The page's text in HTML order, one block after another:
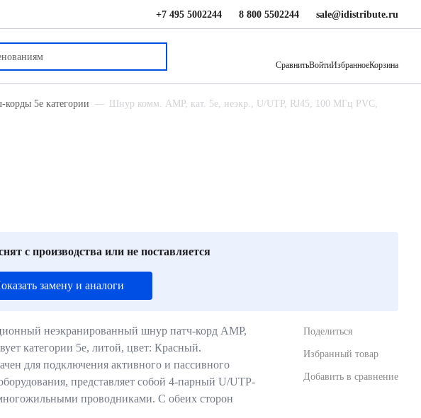
+7 495 5002244 8 800 5502244 sale@idistribute.ru
СравнитьВойтиИзбранноеКорзина
корды 5е категории
Шнур комм. AMP, кат. 5е, неэкр., U/UTP, RJ45, 100 МГц PVC,
с производства или не поставляется
замену и аналоги
неэкранированный шнур патч-корд AMP,
категории 5e, литой, цвет: Красный.
для подключения активного и пассивного
представляет собой 4-парный U/UTP-
проводниками. С обеих сторон
Поделиться
Избранный товар
Добавить в сравнение